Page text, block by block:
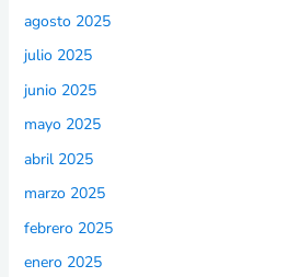
agosto 2025
julio 2025
junio 2025
mayo 2025
abril 2025
marzo 2025
febrero 2025
enero 2025